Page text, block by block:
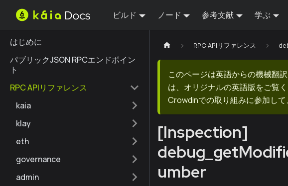
ビルド ノード 参考文献 学ぶ
はじめに
パブリックJSON RPCエンドポイン
ト
RPC APIリファレンス
kaia
klay
eth
governance
admin
RPC APIリファレンス
このページは英語からの機械翻
は、オリジナルの英語版をご覧
Crowdinでの取り組みに参加して
[Inspection]
umber